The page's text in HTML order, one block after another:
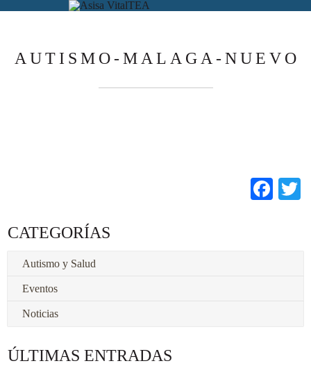
AUTISMO-MALAGA-NUEVO
CATEGORÍAS
Autismo y Salud
Eventos
Noticias
ÚLTIMAS ENTRADAS